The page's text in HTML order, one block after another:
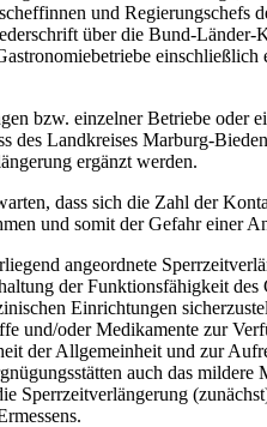
und
über die Bund-
bzw. einzelner Betriebe oder
des Landkreises Marburg-
ergänzt werden.
dass sich die Zahl der
und somit der Gefahr einer
angeordnete
der Funktionsfähigkeit des
Einrichtungen
und/oder Medikamente zur
der Allgemeinheit und zur
auch das
Sperrzeitverlängerung